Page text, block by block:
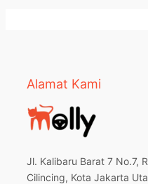
Alamat Kami
Jl. Kalibaru Barat 7 No.7,
Cilincing, Kota Jakarta